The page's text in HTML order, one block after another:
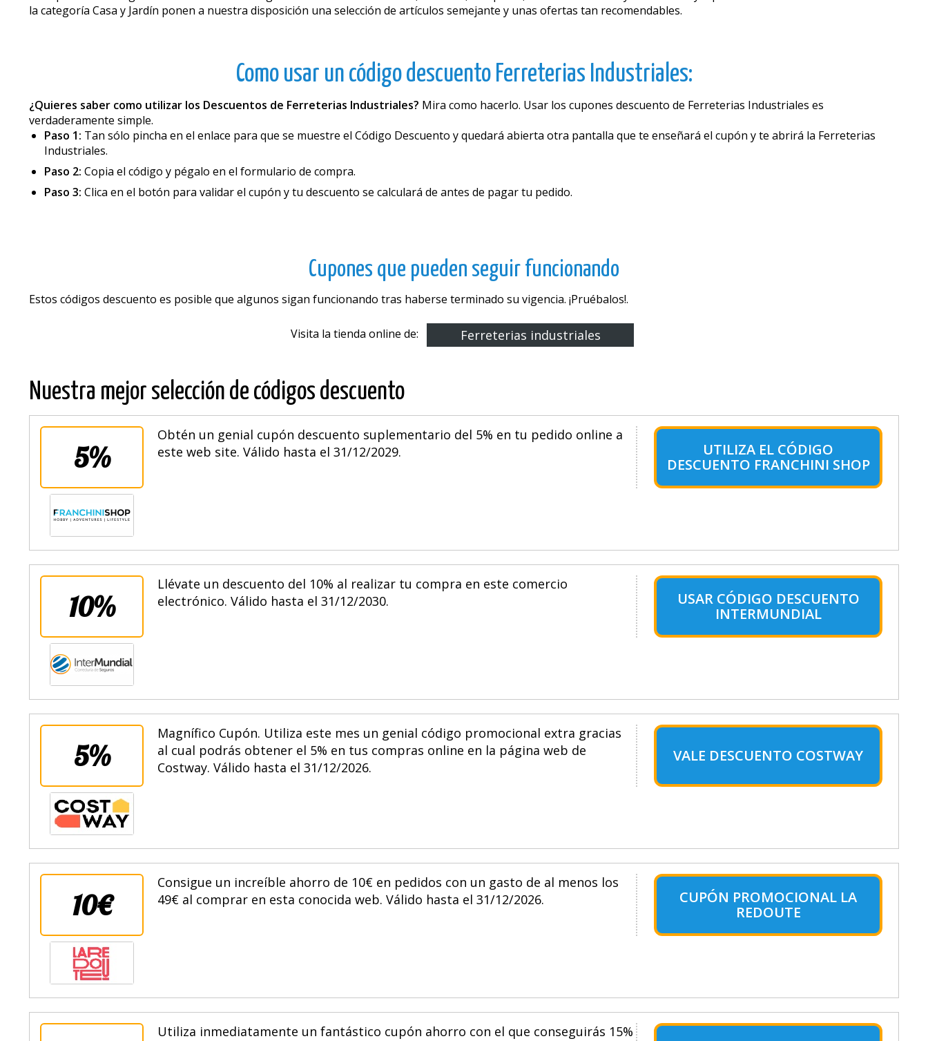
la categoría Casa y Jardín ponen a nuestra disposición una selección de artículos semejante y unas ofertas tan recomendables.
Como usar un código descuento Ferreterias Industriales:
¿Quieres saber como utilizar los Descuentos de Ferreterias Industriales? Mira como hacerlo. Usar los cupones descuento de Ferreterias Industriales es
verdaderamente simple.
Paso 1: Tan sólo pincha en el enlace para que se muestre el Código Descuento y quedará abierta otra pantalla que te enseñará el cupón y te abrirá la Ferreterias
Industriales.
Paso 2: Copia el código y pégalo en el formulario de compra.
Paso 3: Clica en el botón para validar el cupón y tu descuento se calculará de antes de pagar tu pedido.
Cupones que pueden seguir funcionando
Estos códigos descuento es posible que algunos sigan funcionando tras haberse terminado su vigencia. ¡Pruébalos!.
Visita la tienda online de: Ferreterias industriales
Nuestra mejor selección de códigos descuento
5%
Obtén un genial cupón descuento suplementario del 5% en tu pedido online a
este web site. Válido hasta el 31/12/2029.
UTILIZA EL CÓDIGO
DESCUENTO FRANCHINI SHOP
10%
Llévate un descuento del 10% al realizar tu compra en este comercio
electrónico. Válido hasta el 31/12/2030.
USAR CÓDIGO DESCUENTO
INTERMUNDIAL
5%
Magnífico Cupón. Utiliza este mes un genial código promocional extra gracias
al cual podrás obtener el 5% en tus compras online en la página web de
Costway. Válido hasta el 31/12/2026.
VALE DESCUENTO COSTWAY
10€
Consigue un increíble ahorro de 10€ en pedidos con un gasto de al menos los
49€ al comprar en esta conocida web. Válido hasta el 31/12/2026.
CUPÓN PROMOCIONAL LA
REDOUTE
Utiliza inmediatamente un fantástico cupón ahorro con el que conseguirás 15%